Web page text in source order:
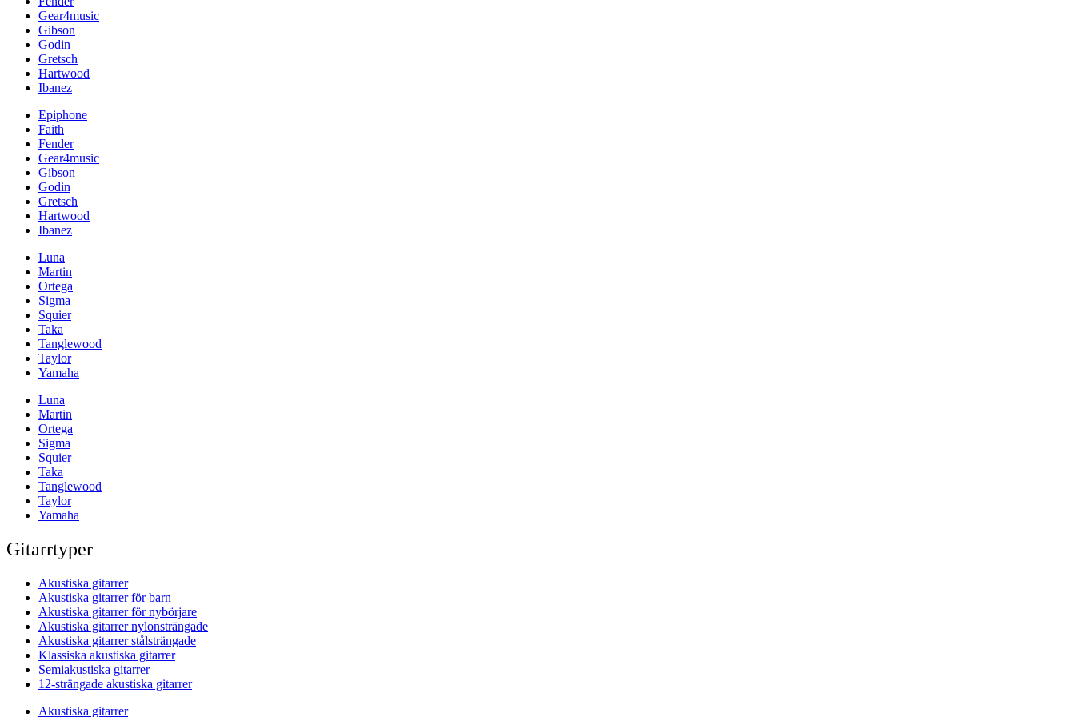
Gear4music
Gibson
Godin
Gretsch
Hartwood
Ibanez
Epiphone
Faith
Fender
Gear4music
Gibson
Godin
Gretsch
Hartwood
Ibanez
Luna
Martin
Ortega
Sigma
Squier
Taka
Tanglewood
Taylor
Yamaha
Luna
Martin
Ortega
Sigma
Squier
Taka
Tanglewood
Taylor
Yamaha
Gitarrtyper
Akustiska gitarrer
Akustiska gitarrer för barn
Akustiska gitarrer för nybörjare
Akustiska gitarrer nylonsträngade
Akustiska gitarrer stålsträngade
Klassiska akustiska gitarrer
Semiakustiska gitarrer
12-strängade akustiska gitarrer
Akustiska gitarrer